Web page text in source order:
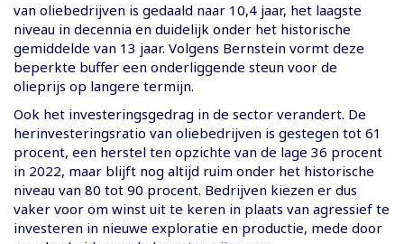
van oliebedrijven is gedaald naar 10,4 jaar, het laagste
niveau in decennia en duidelijk onder het historische
gemiddelde van 13 jaar. Volgens Bernstein vormt deze
beperkte buffer een onderliggende steun voor de
olieprijs op langere termijn.
Ook het investeringsgedrag in de sector verandert. De
herinvesteringsratio van oliebedrijven is gestegen tot 61
procent, een herstel ten opzichte van de lage 36 procent
in 2022, maar blijft nog altijd ruim onder het historische
niveau van 80 tot 90 procent. Bedrijven kiezen er dus
vaker voor om winst uit te keren in plaats van agressief te
investeren in nieuwe exploratie en productie, mede door